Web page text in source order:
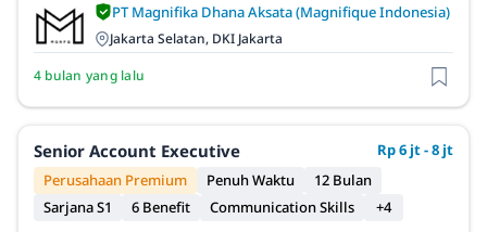
PT Magnifika Dhana Aksata (Magnifique Indonesia)
Jakarta Selatan, DKI Jakarta
4 bulan yang lalu
Senior Account Executive
Rp 6 jt - 8 jt
Perusahaan Premium
Penuh Waktu
12 Bulan
Sarjana S1
6 Benefit Communication Skills +4